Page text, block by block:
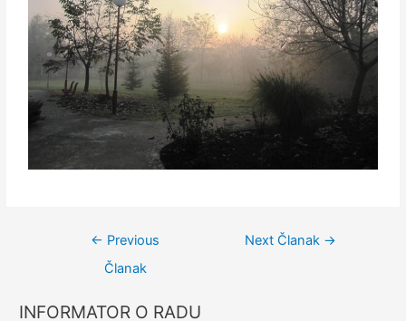
← Previous
Članak
Next Članak →
INFORMATOR O RADU